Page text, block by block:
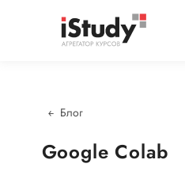
Блог
Google Colab